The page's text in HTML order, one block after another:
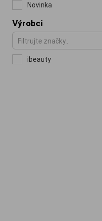
Novinka
Výrobci
ibeauty